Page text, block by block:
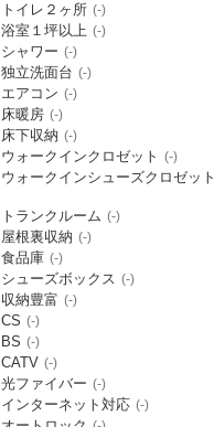
トイレ２ヶ所 (-)
浴室１坪以上 (-)
シャワー (-)
独立洗面台 (-)
エアコン (-)
床暖房 (-)
床下収納 (-)
ウォークインクロゼット (-)
ウォークインシューズクロゼット
トランクルーム (-)
屋根裏収納 (-)
食品庫 (-)
シューズボックス (-)
収納豊富 (-)
CS (-)
BS (-)
CATV (-)
光ファイバー (-)
インターネット対応 (-)